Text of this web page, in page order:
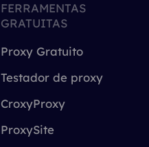
FERRAMENTAS
GRATUITAS
Proxy Gratuito
Testador de proxy
CroxyProxy
ProxySite